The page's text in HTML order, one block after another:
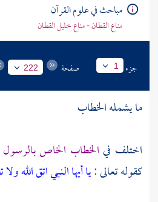
مباحث في علوم القرآن
مناع القطان - مناع خليل القطان
جزء 1 صفحة 222
ما يشمله الخطاب
اختلف فيالخطاب الخاص بالرسول
كقوله تعالى :يا أيها النبي اتق الله